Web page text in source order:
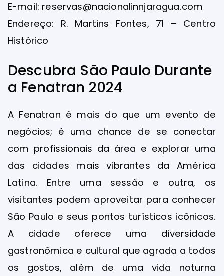
E-mail: reservas@nacionalinnjaragua.com
Endereço: R. Martins Fontes, 71 – Centro
Histórico
Descubra São Paulo Durante
a Fenatran 2024
A Fenatran é mais do que um evento de
negócios; é uma chance de se conectar
com profissionais da área e explorar uma
das cidades mais vibrantes da América
Latina. Entre uma sessão e outra, os
visitantes podem aproveitar para conhecer
São Paulo e seus pontos turísticos icônicos.
A cidade oferece uma diversidade
gastronômica e cultural que agrada a todos
os gostos, além de uma vida noturna